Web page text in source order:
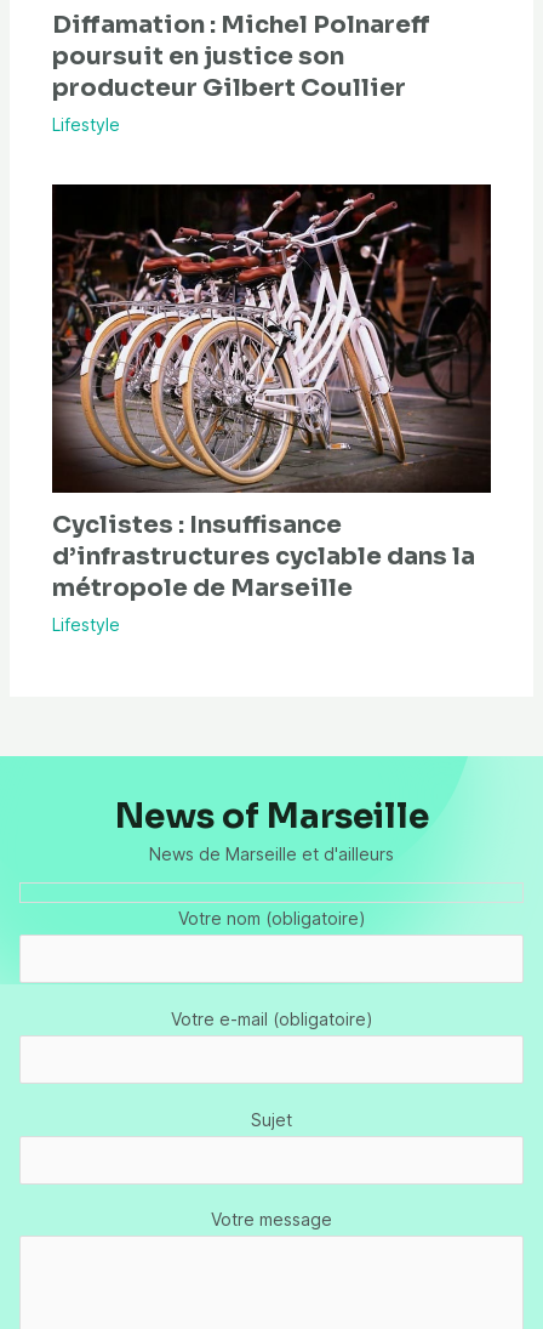
Diffamation : Michel Polnareff
poursuit en justice son
producteur Gilbert Coullier
Lifestyle
Cyclistes : Insuffisance
d’infrastructures cyclable dans la
métropole de Marseille
Lifestyle
News of Marseille
News de Marseille et d'ailleurs
Votre nom (obligatoire)
Votre e-mail (obligatoire)
Sujet
Votre message